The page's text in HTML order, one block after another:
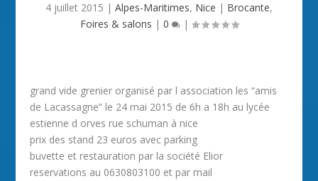
4 juillet 2015 | Alpes-Maritimes, Nice | Brocante,
Foires & salons | 0 |
grand vide grenier organisé par l association les “amis
de Lacassagne” le 24 mai 2015 de 6h a 18h au lycée
estienne d orves rue schuman à nice
prix des stand 23 euros avec parking
buvette et restauration par la société Elior
reservations au 0630803100 et par mail